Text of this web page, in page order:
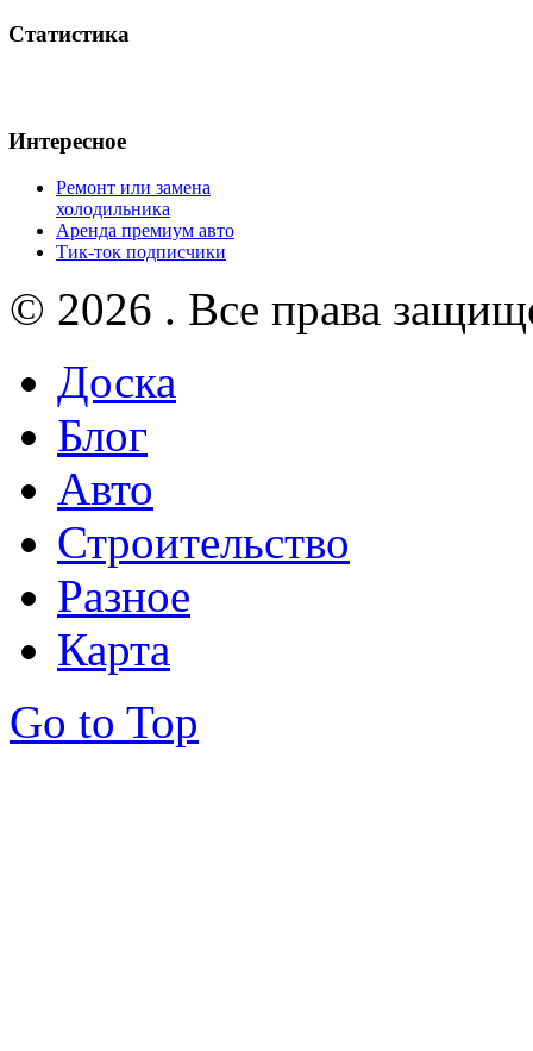
Статистика
Интересное
Ремонт или замена
холодильника
Аренда премиум авто
Тик-ток подписчики
© 2026 . Все права
Доска
Блог
Авто
Строительство
Разное
Карта
Go to Top